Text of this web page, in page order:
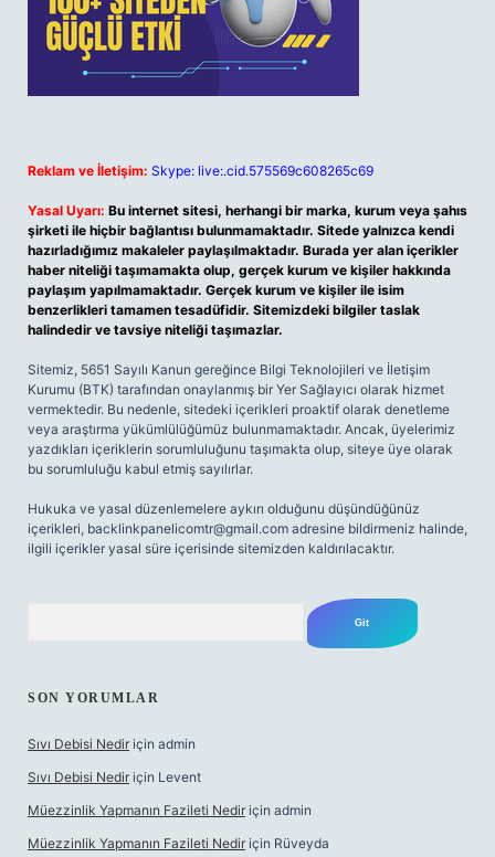
Reklam ve İletişim: Skype: live:.cid.575569c608265c69
Yasal Uyarı: Bu internet sitesi, herhangi bir marka, kurum veya şahıs
şirketi ile hiçbir bağlantısı bulunmamaktadır. Sitede yalnızca kendi
hazırladığımız makaleler paylaşılmaktadır. Burada yer alan içerikler
haber niteliği taşımamakta olup, gerçek kurum ve kişiler hakkında
paylaşım yapılmamaktadır. Gerçek kurum ve kişiler ile isim
benzerlikleri tamamen tesadüfidir. Sitemizdeki bilgiler taslak
halindedir ve tavsiye niteliği taşımazlar.
Sitemiz, 5651 Sayılı Kanun gereğince Bilgi Teknolojileri ve İletişim
Kurumu (BTK) tarafından onaylanmış bir Yer Sağlayıcı olarak hizmet
vermektedir. Bu nedenle, sitedeki içerikleri proaktif olarak denetleme
veya araştırma yükümlülüğümüz bulunmamaktadır. Ancak, üyelerimiz
yazdıkları içeriklerin sorumluluğunu taşımakta olup, siteye üye olarak
bu sorumluluğu kabul etmiş sayılırlar.
Hukuka ve yasal düzenlemelere aykırı olduğunu düşündüğünüz
içerikleri, backlinkpanelicomtr@gmail.com adresine bildirmeniz halinde,
ilgili içerikler yasal süre içerisinde sitemizden kaldırılacaktır.
SON YORUMLAR
Sıvı Debisi Nedir için admin
Sıvı Debisi Nedir için Levent
Müezzinlik Yapmanın Fazileti Nedir için admin
Müezzinlik Yapmanın Fazileti Nedir için Rüveyda